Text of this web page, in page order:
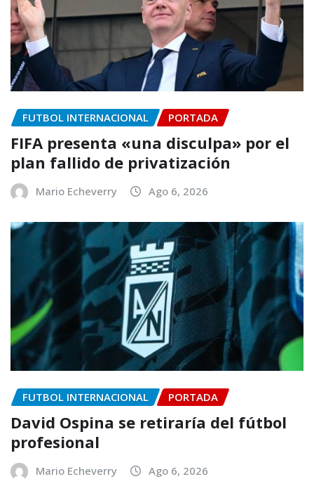
FUTBOL INTERNACIONAL PORTADA
FIFA presenta «una disculpa» por el
plan fallido de privatización
Mario Echeverry Ago 6, 2026
FUTBOL INTERNACIONAL PORTADA
David Ospina se retiraría del fútbol
profesional
Mario Echeverry Ago 6, 2026